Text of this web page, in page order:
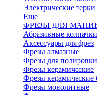
Электрические терки
Еще
ФРЕЗЫ ДЛЯ
Абразивные
Аксессуары для фрез
Фрезы алмазные
Фрезы для полировки
Фрезы керамические
Фрезы керамические
Фрезы монолитные